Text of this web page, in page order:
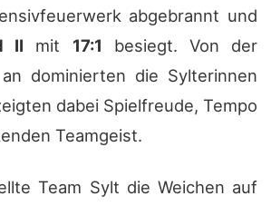
abgebrannt und
II mit 17:1 besiegt. Von der
dominierten die Sylterinnen
dabei Spielfreude, Tempo
Teamgeist.
Team Sylt die Weichen auf